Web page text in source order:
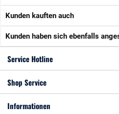
Kunden kauften auch
Kunden haben sich ebenfalls
Service Hotline
Shop Service
Informationen